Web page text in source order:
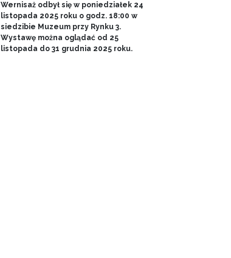
Wernisaż odbył się w poniedziałek 24
listopada 2025 roku o godz. 18:00 w
siedzibie Muzeum przy Rynku 3.
Wystawę można oglądać od 25
listopada do 31 grudnia 2025 roku.